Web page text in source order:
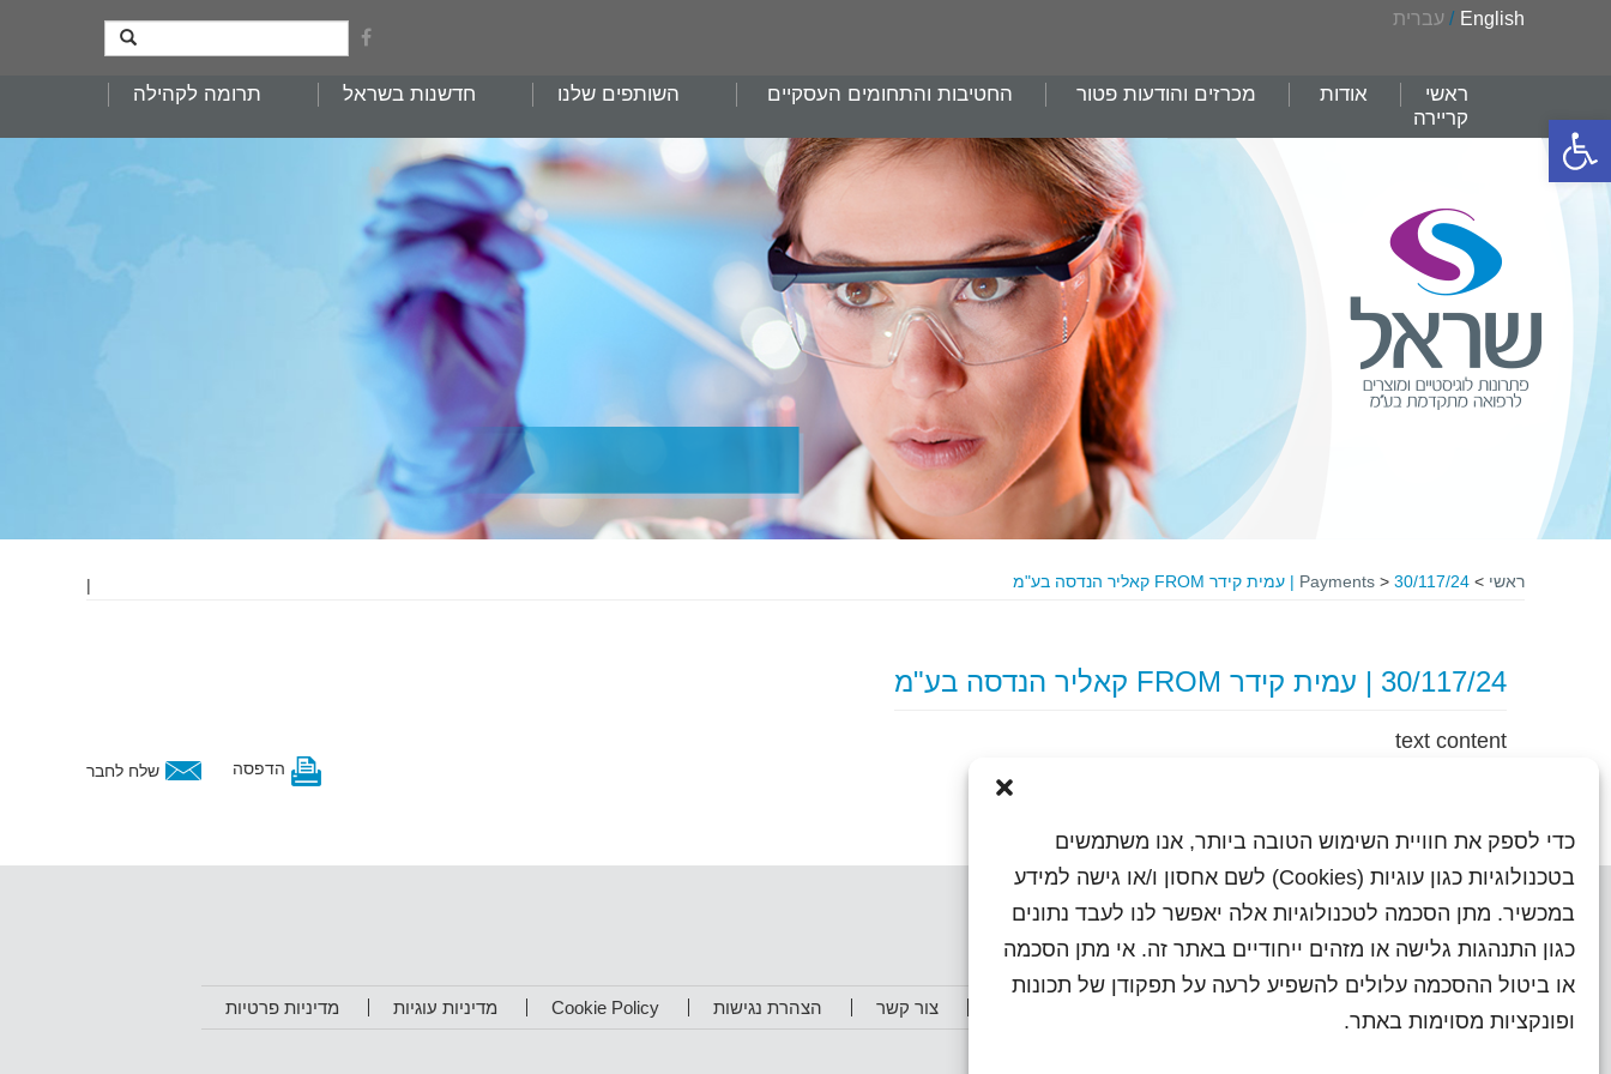
פתח סרגל נגישות
כדי לספק את חוויית השימוש הטובה ביותר, אנו משתמשים
בטכנולוגיות כגון עוגיות (Cookies) לשם אחסון ו/או גישה למידע
במכשיר. מתן הסכמה לטכנולוגיות אלה יאפשר לנו לעבד נתונים
כגון התנהגות גלישה או מזהים ייחודיים באתר זה. אי מתן הסכמה
או ביטול ההסכמה עלולים להשפיע לרעה על תפקודן של תכונות
ופונקציות מסוימות באתר.
English
/ עברית
ראשי אודות מכרזים והודעות פטור החטיבות והתחומים העסקיים השותפים שלנו חדשנות בשראל
תרומה לקהילה
קריירה
ראשי >
Payments > 30/117/24 | עמית קידר FROM קאליר הנדסה בע"מ |
30/117/24 | עמית קידר FROM קאליר הנדסה בע"מ
text content
שלח לחבר הדפסה
צור קשר הצהרת נגישות Cookie Policy מדיניות עוגיות מדיניות פרטיות